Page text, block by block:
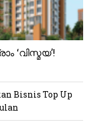
‘വിസ്മയ’!
Bisnis Top Up